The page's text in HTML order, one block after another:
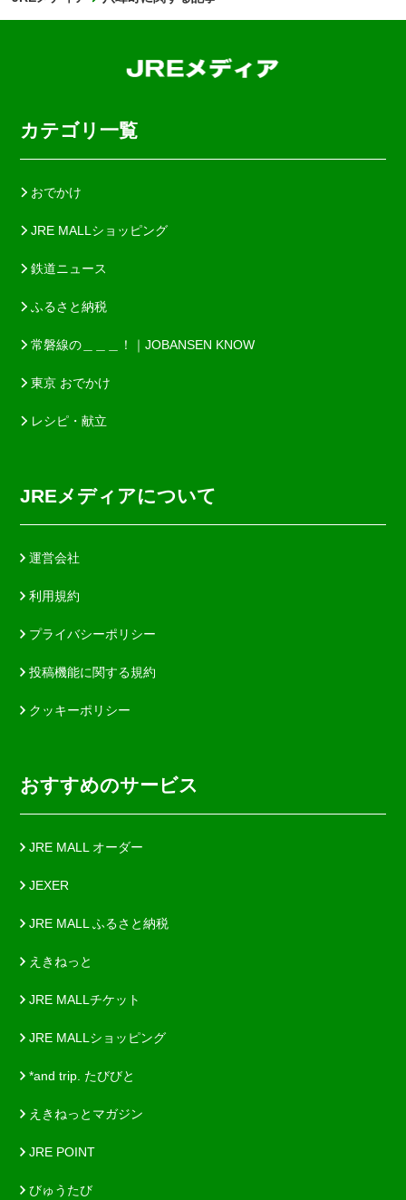
カテゴリ一覧
おでかけ
JRE MALLショッピング
鉄道ニュース
ふるさと納税
常磐線の＿＿＿！｜JOBANSEN KNOW
東京 おでかけ
レシピ・献立
JREメディアについて
運営会社
利用規約
プライバシーポリシー
投稿機能に関する規約
クッキーポリシー
おすすめのサービス
JRE MALL オーダー
JEXER
JRE MALL ふるさと納税
えきねっと
JRE MALLチケット
JRE MALLショッピング
*and trip. たびびと
えきねっとマガジン
JRE POINT
びゅうたび